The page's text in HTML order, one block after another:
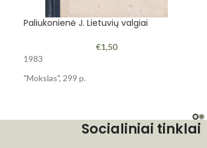
Paliukonienė J. Lietuvių valgiai
€1,50
1983
"Mokslas", 299 p.
Socialiniai tinklai